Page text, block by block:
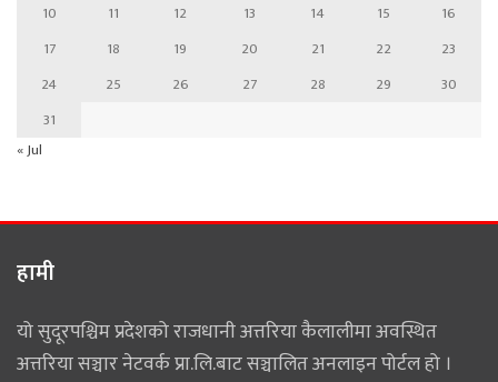
10
11 12 13 14 15
16
17
18 19 20 21 22
23
24
25 26 27 28 29
30
31
« Jul
हामी
यो सुदूरपश्चिम प्रदेशको राजधानी अत्तरिया कैलालीमा अवस्थित
अत्तरिया सञ्चार नेटवर्क प्रा.लि.बाट सञ्चालित अनलाइन पोर्टल हो ।